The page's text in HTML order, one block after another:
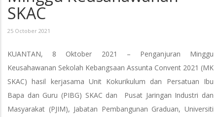
SKAC
25 October 2021
KUANTAN, 8 Oktober 2021 – Penganjuran Minggu
Keusahawanan Sekolah Kebangsaan Assunta Convent 2021 (MK
SKAC) hasil kerjasama Unit Kokurikulum dan Persatuan Ibu
Bapa dan Guru (PIBG) SKAC dan Pusat Jaringan Industri dan
Masyarakat (PJIM), Jabatan Pembangunan Graduan, Universiti